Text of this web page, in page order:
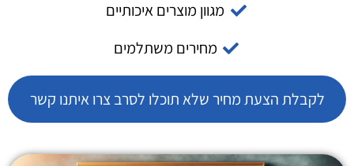
מגוון מוצרים איכותיים
מחירים משתלמים
לקבלת הצעת מחיר שלא תוכלו לסרב צרו איתנו קשר